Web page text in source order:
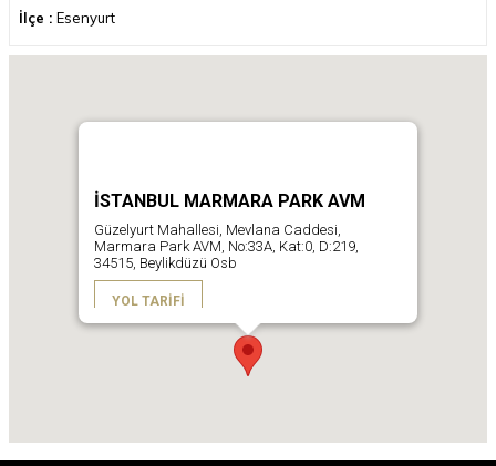
İlçe : Esenyurt
İSTANBUL MARMARA PARK AVM
Güzelyurt Mahallesi, Mevlana Caddesi,
Marmara Park AVM, No:33A, Kat:0, D:219,
34515, Beylikdüzü Osb
YOL TARIFI